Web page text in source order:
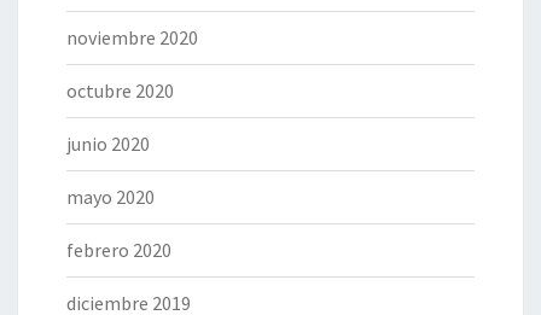
noviembre 2020
octubre 2020
junio 2020
mayo 2020
febrero 2020
diciembre 2019